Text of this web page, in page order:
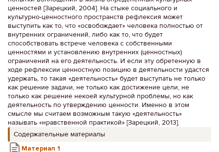
ценностей [Зарецкий, 2004]. На стыке социального и
культурно-ценностного пространств рефлексия может
выступить как то, что «освобождает» человека полностью от
внутренних ограничений, либо как то, что будет
способствовать встрече человека с собственными
ценностями и установлению внутренних (ценностных)
ограничений на его деятельность. И если эту обретенную в
ходе рефлексии ценностную позицию в деятельности удастся
удержать, то такая «деятельность» будет выступать не только
как решение задачи, не только как достижение цели, не
только как решение некоей культурной проблемы, но как
деятельность по утверждению ценности. Именно в этом
смысле мы считаем возможным такую «деятельность»
называть «нравственной практикой» [Зарецкий, 2013].
Содержательные материалы
Материал 1